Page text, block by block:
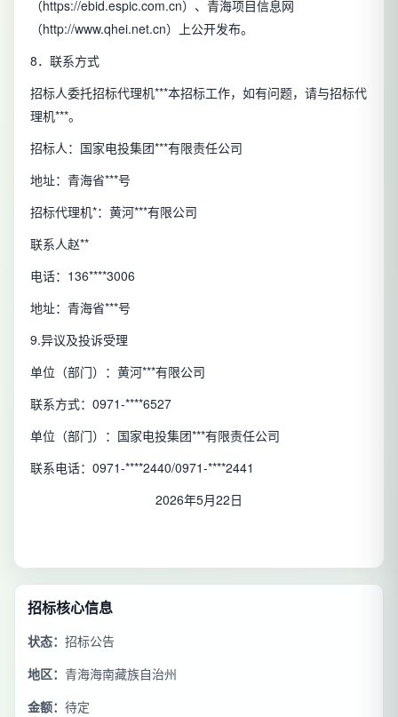
（https://ebid.espic.com.cn）、青海项目信息网
（http://www.qhei.net.cn）上公开发布。
8．联系方式
招标人委托招标代理机***本招标工作，如有问题，请与招标代
理机***。
招标人：国家电投集团***有限责任公司
地址：青海省***号
招标代理机*：黄河***有限公司
联系人赵**
电话：136****3006
地址：青海省***号
9.异议及投诉受理
单位（部门）：黄河***有限公司
联系方式：0971-****6527
单位（部门）：国家电投集团***有限责任公司
联系电话：0971-****2440/0971-****2441
2026年5月22日
招标核心信息
状态： 招标公告
地区： 青海海南藏族自治州
金额： 待定